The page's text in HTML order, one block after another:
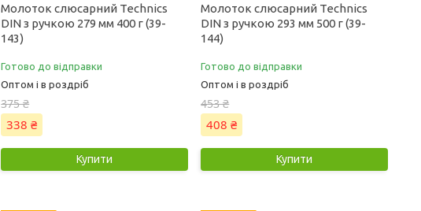
Молоток слюсарний Technics
DIN з ручкою 279 мм 400 г (39-
143)
Готово до відправки
Оптом і в роздріб
375 ₴
338 ₴
Купити
Молоток слюсарний Technics
DIN з ручкою 293 мм 500 г (39-
144)
Готово до відправки
Оптом і в роздріб
453 ₴
408 ₴
Купити